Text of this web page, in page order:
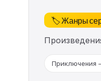
🏷️ Жанры
Приключения